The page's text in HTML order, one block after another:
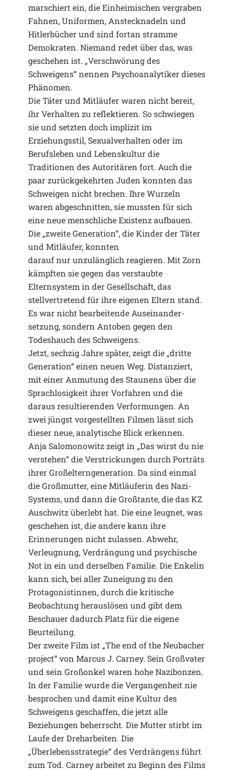
marschiert ein, die Einheimischen vergraben
Fahnen, Uniformen, Anstecknadeln und
Hitlerbücher und sind fortan stramme
Demokraten. Niemand redet über das, was
geschehen ist. „Verschwörung des
Schweigens“ nennen Psychoanalytiker dieses
Phänomen.
Die Täter und Mitläufer waren nicht bereit,
ihr Verhalten zu reflektieren. So schwiegen
sie und setzten doch implizit im
Erziehungsstil, Sexualverhalten oder im
Berufsleben und Lebenskultur die
Traditionen des Autoritären fort. Auch die
paar zurückgekehrten Juden konnten das
Schweigen nicht brechen. Ihre Wurzeln
waren abgeschnitten, sie mussten für sich
eine neue menschliche Existenz aufbauen.
Die „zweite Generation“, die Kinder der Täter
und Mitläufer, konnten
darauf nur unzulänglich reagieren. Mit Zorn
kämpften sie gegen das ver­staubte
Elternsystem in der Gesellschaft, das
stellvertretend für ihre eigenen Eltern stand.
Es war nicht bearbeitende Auseinander­
setzung, sondern Antoben gegen den
Todeshauch des Schweigens.
Jetzt, sechzig Jahre später, zeigt die „dritte
Generation“ einen neuen Weg. Distanziert,
mit einer Anmutung des Staunens über die
Sprachlosigkeit ihrer Vorfahren und die
daraus resultierenden Verformungen. An
zwei jüngst vorgestellten Filmen lässt sich
dieser neue, analytische Blick erkennen.
Anja Salomonowitz zeigt in „Das wirst du nie
verstehen“ die Verstrickungen durch Porträts
ihrer Großelterngeneration. Da sind einmal
die Großmutter, eine Mitläuferin des Nazi-
Systems, und dann die Großtante, die das KZ
Auschwitz überlebt hat. Die eine leugnet, was
geschehen ist, die andere kann ihre
Erinnerungen nicht zulassen. Abwehr,
Verleugnung, Verdrängung und psychische
Not in ein und derselben Familie. Die Enkelin
kann sich, bei aller Zuneigung zu den
Protagonistinnen, durch die kritische
Beobachtung herauslösen und gibt dem
Beschauer dadurch Platz für die eigene
Beurteilung.
Der zweite Film ist „The end of the Neubacher
project“ von Marcus J. Carney. Sein Großvater
und sein Großonkel waren hohe Nazibonzen.
In der Familie wurde die Vergangen­­­­­heit nie
besprochen und damit eine Kultur des
Schweigens geschaffen, die jetzt alle
Beziehungen beherrscht. Die Mutter stirbt im
Laufe der Dreharbeiten. Die
„Überlebensstrategie“ des Ver­drängens führt
zum Tod. Carney arbeitet zu Beginn des Films